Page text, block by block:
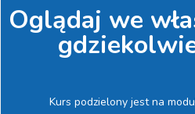
Oglądaj we
Kurs podzielony jest na